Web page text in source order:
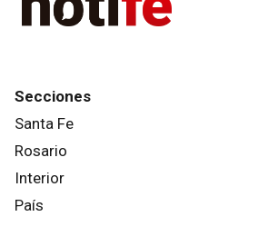
Secciones
Santa Fe
Rosario
Interior
País